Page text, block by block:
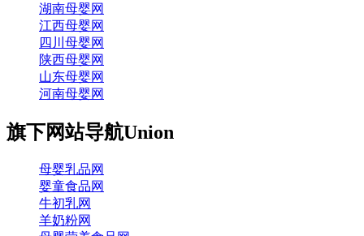
湖南母婴网
江西母婴网
四川母婴网
陕西母婴网
山东母婴网
河南母婴网
旗下网站导航Union
母婴乳品网
婴童食品网
牛初乳网
羊奶粉网